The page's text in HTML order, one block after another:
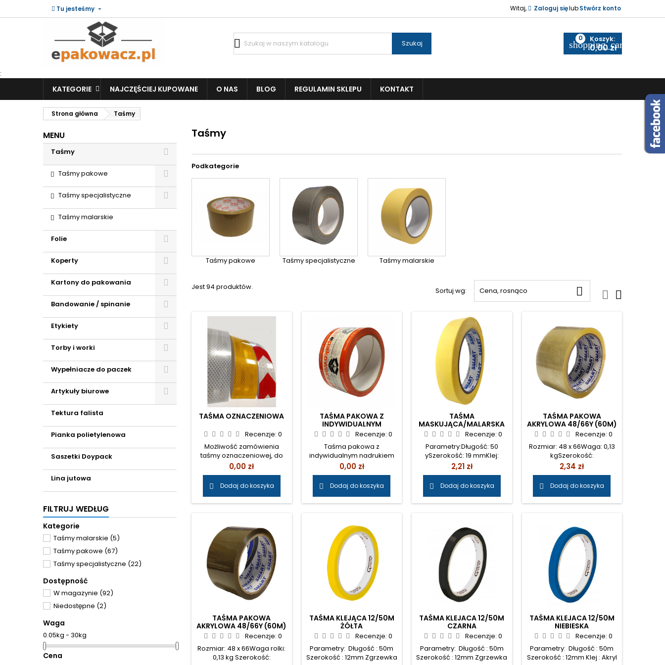
Tu jesteśmy Witaj, Zaloguj sięlubStwórz konto
shopping_cart
Koszyk:
0
0,00 zł
 Szukaj
:
KATEGORIE NAJCZĘŚCIEJ KUPOWANE O NAS BLOG REGULAMIN SKLEPU KONTAKT
Strona główna Taśmy
MENU
Taśmy
Taśmy pakowe
Taśmy specjalistyczne
Taśmy malarskie
Folie
Koperty
Kartony do pakowania
Bandowanie / spinanie
Etykiety
Torby i worki
Wypełniacze do paczek
Artykuły biurowe
Tektura falista
Pianka polietylenowa
Saszetki Doypack
Lina jutowa
FILTRUJ WEDŁUG
Kategorie
Taśmy malarskie (5)
Taśmy pakowe (67)
Taśmy specjalistyczne (22)
Dostępność
W magazynie (92)
Niedostępne (2)
Waga
0.05kg - 30kg
Cena
Taśmy
Podkategorie
Taśmy pakowe Taśmy specjalistyczne Taśmy malarskie
Jest 94 produktów. Sortuj wg: Cena, rosnąco   
TAŚMA OZNACZENIOWA
Recenzje:0
Możliwość zamówienia
taśmy oznaczeniowej, do
oznaczania ciągów
komunikacyjnych.
Wszelkiegoo rodzaju kolory,
faktury, antypoślizgowe.
info@epakowacz.pl
Cena
0,00 zł
 Dodaj do koszyka
TAŚMA PAKOWA Z
INDYWIDUALNYM
NADRUKIEM
Recenzje: 0
Taśma pakowa z
indywidualnym nadrukiem
Klienta. Prosimy o
wiadomość email w celu
ustalenia szczegółów.
Cena
0,00 zł
 Dodaj do koszyka
TAŚMA
MASKUJĄCA/MALARSKA
SMART 19/50 PAPIEROWA
Recenzje:0
Parametry:Długość: 50
ySzerokość: 19 mmKlej:
kauczukKolor: żółty Cena:
1,80 zł netto/szt.
Cena
2,21 zł
 Dodaj do koszyka
TAŚMA PAKOWA
AKRYLOWA 48/66Y (60M)
TRANSPARENT
Recenzje: 0
Rozmiar: 48 x 66Waga: 0,13
kgSzerokość:
48mmDługość: 66yKolor:
TransparentIlość: 1 szt.Ilość
rolek w kartonie: 36 szt.Klej:
Akryl Cena: 1,90 zł netto/szt.
Cena
2,34 zł
 Dodaj do koszyka
TAŚMA PAKOWA
AKRYLOWA 48/66Y (60M)
BRĄZRecenzje:0
Rozmiar: 48 x 66Waga rolki:
0,13 kg Szerokość:
TAŚMA KLEJĄCA 12/50M
ŻÓŁTA
Recenzje: 0
Parametry: Długość : 50m
Szerokość : 12mm Zgrzewka
TAŚMA KLEJACA 12/50M
CZARNA
Recenzje:0
Parametry: Długość : 50m
Szerokość : 12mm Zgrzewka
TAŚMA KLEJACA 12/50M
NIEBIESKA
Recenzje: 0
Parametry: Długość : 50m
Szerokość : 12mm Klej : Akryl